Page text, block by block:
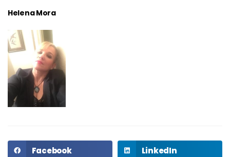
Helena Mora
Facebook LinkedIn